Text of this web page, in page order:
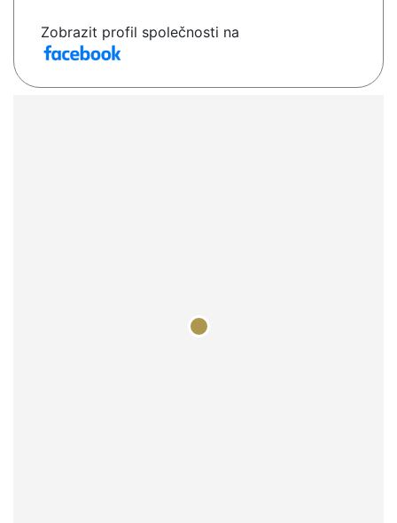
Zobrazit profil společnosti na